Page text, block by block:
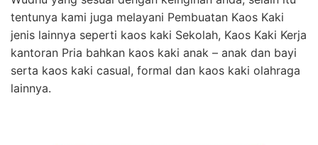
tentunya kami juga melayani Pembuatan Kaos Kaki
jenis lainnya seperti kaos kaki Sekolah, Kaos Kaki Kerja
kantoran Pria bahkan kaos kaki anak – anak dan bayi
serta kaos kaki casual, formal dan kaos kaki olahraga
lainnya.